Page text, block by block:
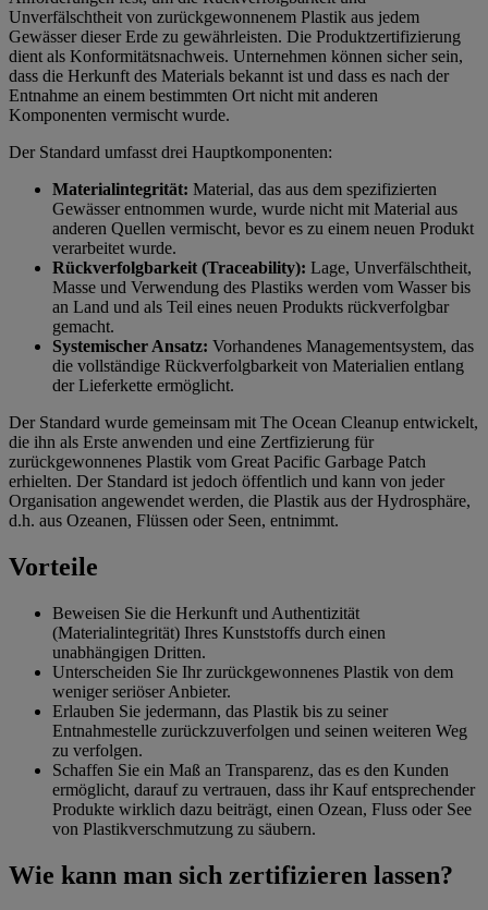
Unverfälschtheit von zurückgewonnenem Plastik aus jedem
Gewässer dieser Erde zu gewährleisten. Die Produktzertifizierung
dient als Konformitätsnachweis. Unternehmen können sicher sein,
dass die Herkunft des Materials bekannt ist und dass es nach der
Entnahme an einem bestimmten Ort nicht mit anderen
Komponenten vermischt wurde.
Der Standard umfasst drei Hauptkomponenten:
Materialintegrität: Material, das aus dem spezifizierten
Gewässer entnommen wurde, wurde nicht mit Material aus
anderen Quellen vermischt, bevor es zu einem neuen Produkt
verarbeitet wurde.
Rückverfolgbarkeit (Traceability): Lage, Unverfälschtheit,
Masse und Verwendung des Plastiks werden vom Wasser bis
an Land und als Teil eines neuen Produkts rückverfolgbar
gemacht.
Systemischer Ansatz: Vorhandenes Managementsystem, das
die vollständige Rückverfolgbarkeit von Materialien entlang
der Lieferkette ermöglicht.
Der Standard wurde gemeinsam mit The Ocean Cleanup entwickelt,
die ihn als Erste anwenden und eine Zertfizierung für
zurückgewonnenes Plastik vom Great Pacific Garbage Patch
erhielten. Der Standard ist jedoch öffentlich und kann von jeder
Organisation angewendet werden, die Plastik aus der Hydrosphäre,
d.h. aus Ozeanen, Flüssen oder Seen, entnimmt.
Vorteile
Beweisen Sie die Herkunft und Authentizität
(Materialintegrität) Ihres Kunststoffs durch einen
unabhängigen Dritten.
Unterscheiden Sie Ihr zurückgewonnenes Plastik von dem
weniger seriöser Anbieter.
Erlauben Sie jedermann, das Plastik bis zu seiner
Entnahmestelle zurückzuverfolgen und seinen weiteren Weg
zu verfolgen.
Schaffen Sie ein Maß an Transparenz, das es den Kunden
ermöglicht, darauf zu vertrauen, dass ihr Kauf entsprechender
Produkte wirklich dazu beiträgt, einen Ozean, Fluss oder See
von Plastikverschmutzung zu säubern.
Wie kann man sich zertifizieren lassen?